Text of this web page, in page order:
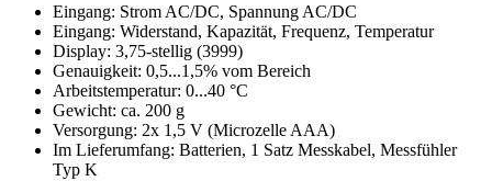
Eingang: Strom AC/DC, Spannung AC/DC
Eingang: Widerstand, Kapazität, Frequenz, Temperatur
Display: 3,75-stellig (3999)
Genauigkeit: 0,5...1,5% vom Bereich
Arbeitstemperatur: 0...40 °C
Gewicht: ca. 200 g
Versorgung: 2x 1,5 V (Microzelle AAA)
Im Lieferumfang: Batterien, 1 Satz Messkabel, Messfühler
Typ K